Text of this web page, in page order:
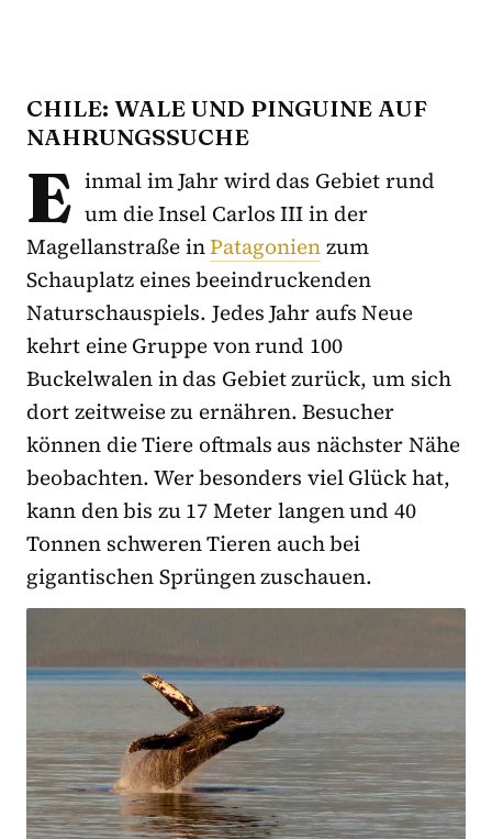
CHILE: WALE UND PINGUINE AUF
NAHRUNGSSUCHE
E inmal im Jahr wird das Gebiet rund
um die Insel Carlos III in der
Magellanstraße inPatagonienzum
Schauplatz eines beeindruckenden
Naturschauspiels. Jedes Jahr aufs Neue
kehrt eine Gruppe von rund 100
Buckelwalen in das Gebiet zurück, um sich
dort zeitweise zu ernähren. Besucher
können die Tiere oftmals aus nächster Nähe
beobachten. Wer besonders viel Glück hat,
kann den bis zu 17 Meter langen und 40
Tonnen schweren Tieren auch bei
gigantischen Sprüngen zuschauen.